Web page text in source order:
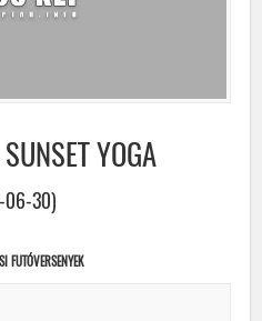
YOGA
30)
FUTÓVERSENYEK